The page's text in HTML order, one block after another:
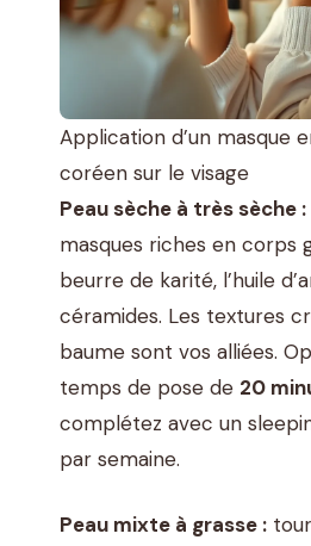
Application d’un masque
coréen sur le visage
Peau sèche à très sèche :
masques riches en corps
beurre de karité, l’huile
céramides. Les textures
baume sont vos alliées.
temps de pose de 20
complétez avec un
par semaine.
Peau mixte à grasse :